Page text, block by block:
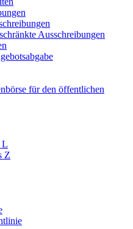
Ausschreibungen
für den öffentlichen
L
Z